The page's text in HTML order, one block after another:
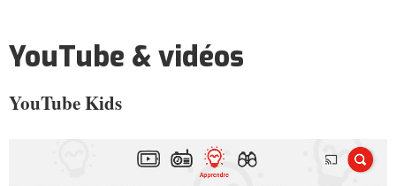
YouTube & vidéos
YouTube Kids